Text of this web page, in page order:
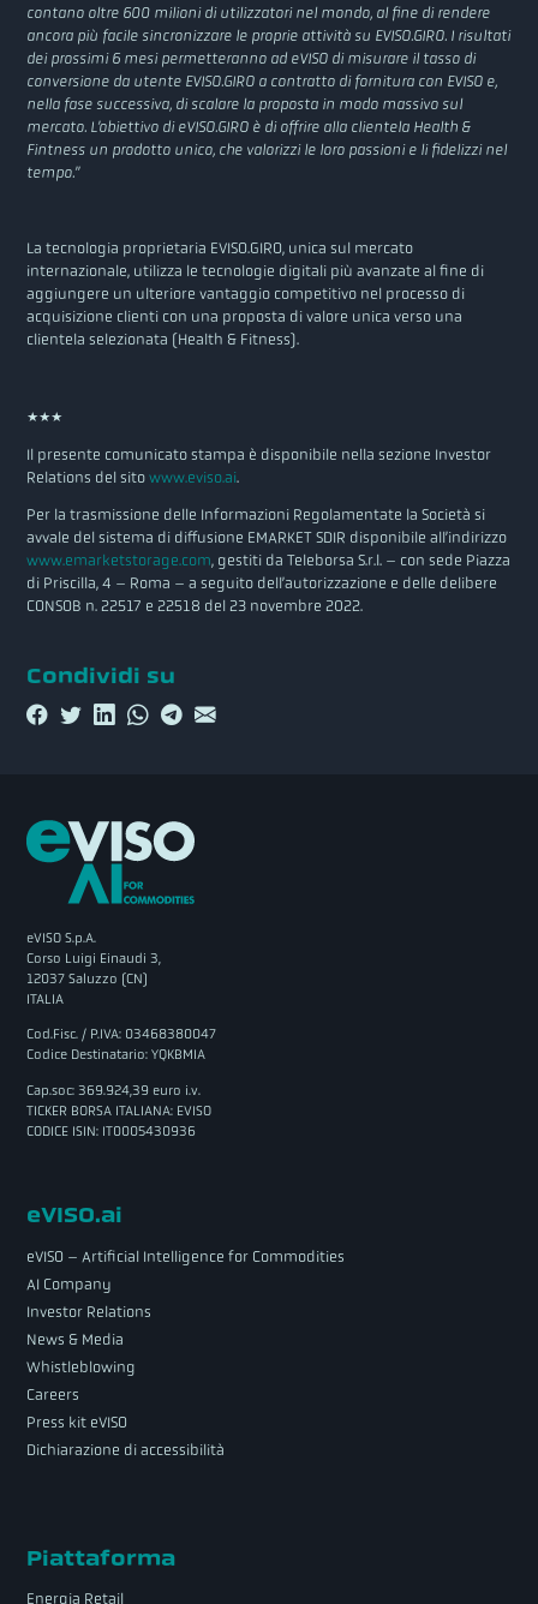
contano oltre 600 milioni di utilizzatori nel mondo, al fine di rendere
ancora più facile sincronizzare le proprie attività su EVISO.GIRO. I risultati
dei prossimi 6 mesi permetteranno ad eVISO di misurare il tasso di
conversione da utente EVISO.GIRO a contratto di fornitura con EVISO e,
nella fase successiva, di scalare la proposta in modo massivo sul
mercato. L’obiettivo di eVISO.GIRO è di offrire alla clientela Health &
Fintness un prodotto unico, che valorizzi le loro passioni e li fidelizzi nel
tempo.”
La tecnologia proprietaria EVISO.GIRO, unica sul mercato
internazionale, utilizza le tecnologie digitali più avanzate al fine di
aggiungere un ulteriore vantaggio competitivo nel processo di
acquisizione clienti con una proposta di valore unica verso una
clientela selezionata (Health & Fitness).
***
Il presente comunicato stampa è disponibile nella sezione Investor
Relations del sitowww.eviso.ai.
Per la trasmissione delle Informazioni Regolamentate la Società si
avvale del sistema di diffusione EMARKET SDIR disponibile all’indirizzo
www.emarketstorage.com, gestiti da Teleborsa S.r.l. – con sede Piazza
di Priscilla, 4 – Roma – a seguito dell’autorizzazione e delle delibere
CONSOB n. 22517 e 22518 del 23 novembre 2022.
Condividi su
eVISO S.p.A.
Corso Luigi Einaudi 3,
12037 Saluzzo (CN)
ITALIA
Cod.Fisc. / P.IVA: 03468380047
Codice Destinatario: YQKBMIA
Cap.soc: 369.924,39 euro i.v.
TICKER BORSA ITALIANA: EVISO
CODICE ISIN: IT0005430936
eVISO.ai
eVISO – Artificial Intelligence for Commodities
AI Company
Investor Relations
News & Media
Whistleblowing
Careers
Press kit eVISO
Dichiarazione di accessibilità
Piattaforma
Energia Retail